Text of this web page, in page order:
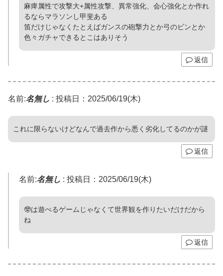
麻痺属性で攻撃大+属性攻撃、異常強化、会心強化とか作れ
るならマラソンし甲斐ある
笛だけじゃなくたとえばガンスの砲撃力とか弓のビンとか
色々ガチャできるとこはありそう
返信
名前:名無し : 投稿日：2025/06/19(木)
これに限らないけどなんで過去作から悉く劣化してるのかが謎
返信
名前:名無し : 投稿日：2025/06/19(木)
🤓は遊べるゲームじゃなくて世界観を作りたいだけだから
ね
返信